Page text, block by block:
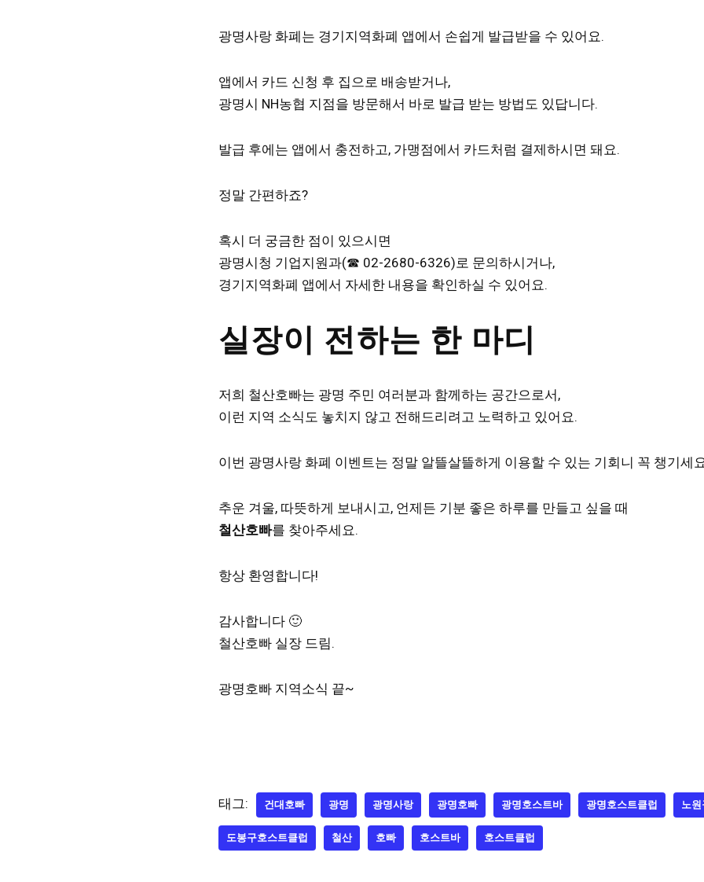
광명사랑 화폐는 경기지역화폐 앱에서 손쉽게 발급받을 수 있어요.
앱에서 카드 신청 후 집으로 배송받거나,
광명시 NH농협 지점을 방문해서 바로 발급 받는 방법도 있답니다.
발급 후에는 앱에서 충전하고, 가맹점에서 카드처럼 결제하시면 돼요.
정말 간편하죠?
혹시 더 궁금한 점이 있으시면
광명시청 기업지원과(☎ 02-2680-6326)로 문의하시거나,
경기지역화폐 앱에서 자세한 내용을 확인하실 수 있어요.
실장이 전하는 한 마디
저희 철산호빠는 광명 주민 여러분과 함께하는 공간으로서,
이런 지역 소식도 놓치지 않고 전해드리려고 노력하고 있어요.
이번 광명사랑 화폐 이벤트는 정말 알뜰살뜰하게 이용할 수 있는 기회니 꼭 챙기세
추운 겨울, 따뜻하게 보내시고, 언제든 기분 좋은 하루를 만들고 싶을 때
철산호빠를 찾아주세요.
항상 환영합니다!
감사합니다 🙂
철산호빠 실장 드림.
광명호빠 지역소식 끝~
태그: 건대호빠 광명 광명사랑 광명호빠 광명호스트바 광명호스트클럽 노
도봉구호스트클럽 철산 호빠 호스트바 호스트클럽